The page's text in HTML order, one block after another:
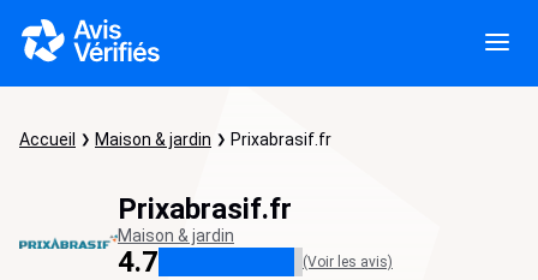
Accueil Maison & jardin Prixabrasif.fr
Prixabrasif.fr
Maison & jardin
4.7 (Voir les avis)